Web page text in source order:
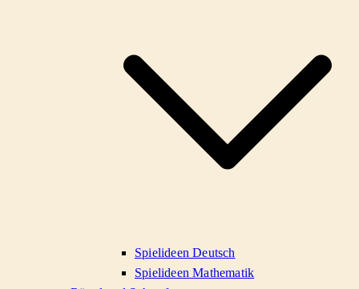
Spielideen Deutsch
Spielideen Mathematik